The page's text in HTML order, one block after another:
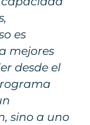
es
mejores
desde el
sino a uno